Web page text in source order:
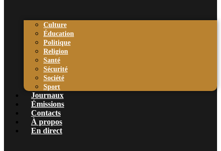
Culture
Éducation
Politique
Religion
Santé
Sécurité
Société
Sport
Journaux
Émissions
Contacts
À propos
En direct